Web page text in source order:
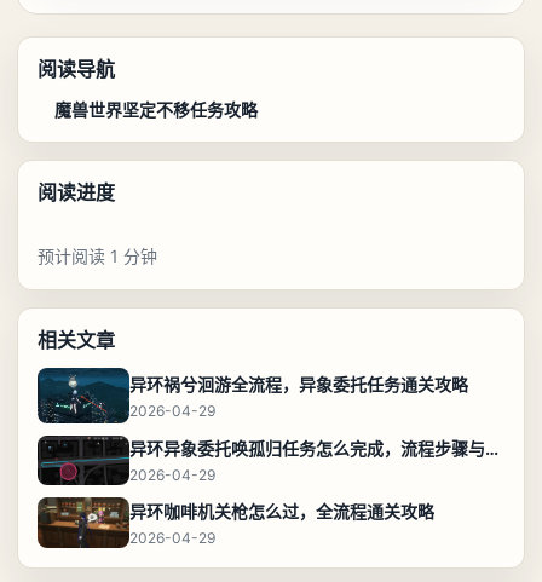
阅读导航
魔兽世界坚定不移任务攻略
阅读进度
预计阅读 1 分钟
相关文章
异环祸兮洄游全流程，异象委托任务通关攻略
2026-04-29
异环异象委托唤孤归任务怎么完成，流程步骤与位置攻略
2026-04-29
异环咖啡机关枪怎么过，全流程通关攻略
2026-04-29